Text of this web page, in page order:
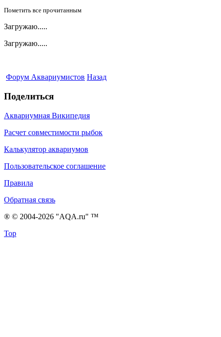
Пометить все прочитанным
Загружаю.....
Загружаю.....
Форум Аквариумистов Назад
Поделиться
Аквариумная Википедия
Расчет совместимости рыбок
Калькулятор аквариумов
Пользовательское соглашение
Правила
Обратная связь
® © 2004-2026 "AQA.ru" ™
Top